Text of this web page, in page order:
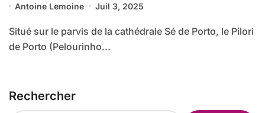
Antoine Lemoine Juil 3, 2025
Situé sur le parvis de la cathédrale Sé de Porto, le Pilori
de Porto (Pelourinho...
Rechercher